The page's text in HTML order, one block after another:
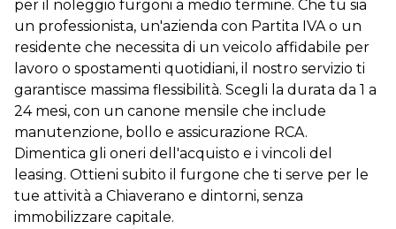
per il noleggio furgoni a medio termine. Che tu sia
un professionista, un'azienda con Partita IVA o un
residente che necessita di un veicolo affidabile per
lavoro o spostamenti quotidiani, il nostro servizio ti
garantisce massima flessibilità. Scegli la durata da 1 a
24 mesi, con un canone mensile che include
manutenzione, bollo e assicurazione RCA.
Dimentica gli oneri dell'acquisto e i vincoli del
leasing. Ottieni subito il furgone che ti serve per le
tue attività a Chiaverano e dintorni, senza
immobilizzare capitale.